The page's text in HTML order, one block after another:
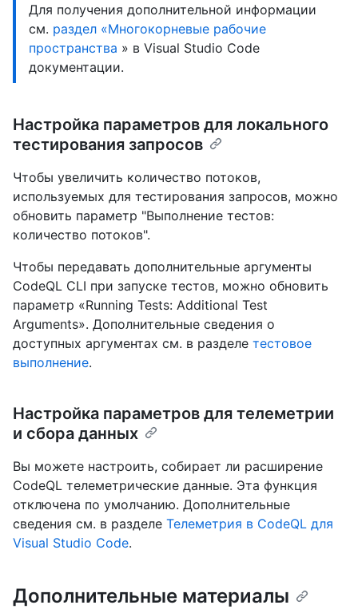
Для получения дополнительной информации
см. раздел «Многокорневые рабочие
пространства » в Visual Studio Code
документации.
Настройка параметров для локального
тестирования запросов
Чтобы увеличить количество потоков,
используемых для тестирования запросов, можно
обновить параметр "Выполнение тестов:
количество потоков".
Чтобы передавать дополнительные аргументы
CodeQL CLI при запуске тестов, можно обновить
параметр «Running Tests: Additional Test
Arguments». Дополнительные сведения о
доступных аргументах см. в разделе тестовое
выполнение.
Настройка параметров для телеметрии
и сбора данных
Вы можете настроить, собирает ли расширение
CodeQL телеметрические данные. Эта функция
отключена по умолчанию. Дополнительные
сведения см. в разделе Телеметрия в CodeQL для
Visual Studio Code.
Дополнительные материалы